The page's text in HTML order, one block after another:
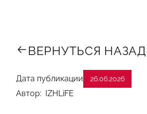
ВЕРНУТЬСЯ НАЗАД
Дата публикации 26.06.2026
Автор: IZHLiFE